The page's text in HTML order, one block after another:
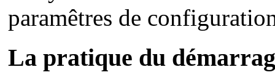
paramêtres de
La pratique du